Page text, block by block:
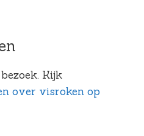
Kijk
over visroken op